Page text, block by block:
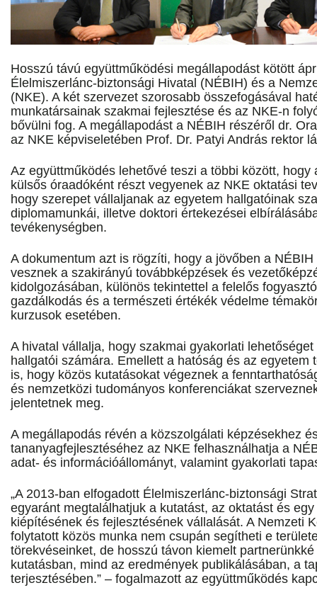
Hosszú távú együttműködési megállapodást kötött
Élelmiszerlánc-biztonsági Hivatal (NÉBIH) és a
(NKE). A két szervezet szorosabb összefogásával
munkatársainak szakmai fejlesztése és az NKE-n
bővülni fog. A megállapodást a NÉBIH részéről dr.
az NKE képviseletében Prof. Dr. Patyi András rektor
Az együttműködés lehetővé teszi a többi között, hogy
külsős óraadóként részt vegyenek az NKE oktatási
hogy szerepet vállaljanak az egyetem hallgatóinak
diplomamunkái, illetve doktori értekezései
tevékenységben.
A dokumentum azt is rögzíti, hogy a jövőben a
vesznek a szakirányú továbbképzések és
kidolgozásában, különös tekintettel a felelős
gazdálkodás és a természeti értékék védelme
kurzusok esetében.
A hivatal vállalja, hogy szakmai gyakorlati
hallgatói számára. Emellett a hatóság és az egyetem
is, hogy közös kutatásokat végeznek a
és nemzetközi tudományos konferenciákat
jelentetnek meg.
A megállapodás révén a közszolgálati képzésekhez
tananyagfejlesztéséhez az NKE felhasználhatja a
adat- és információállományt, valamint gyakorlati
„A 2013-ban elfogadott Élelmiszerlánc-biztonsági
egyaránt megtalálhatjuk a kutatást, az oktatást és
kiépítésének és fejlesztésének vállalását. A Nemzeti
folytatott közös munka nem csupán segítheti e
törekvéseinket, de hosszú távon kiemelt
kutatásban, mind az eredmények publikálásában, a
terjesztésében.” – fogalmazott az együttműködés